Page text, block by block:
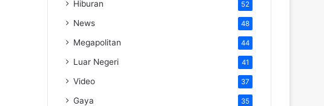
Hiburan 52
News 48
Megapolitan 44
Luar Negeri 41
Video 37
Gaya 35